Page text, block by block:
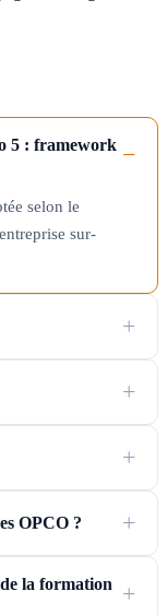
5 : framework
selon le
sur-
OPCO ?
la formation